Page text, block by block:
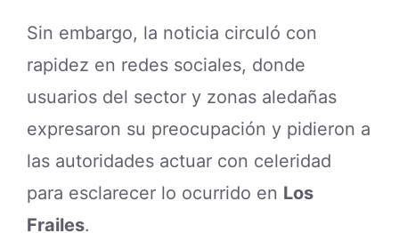
Sin embargo, la noticia circuló con
rapidez en redes sociales, donde
usuarios del sector y zonas aledañas
expresaron su preocupación y pidieron a
las autoridades actuar con celeridad
para esclarecer lo ocurrido en Los
Frailes.